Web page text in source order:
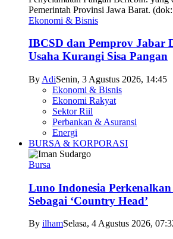
Ekonomi & Bisnis
IBCSD dan Pemprov Jabar
Usaha Kurangi Sisa Pangan
By AdiSenin, 3 Agustus 2026, 14:45
Ekonomi & Bisnis
Ekonomi Rakyat
Sektor Riil
Perbankan & Asuransi
Energi
BURSA & KORPORASI
Bursa
Luno Indonesia
Sebagai ‘Country Head’
By ilhamSelasa, 4 Agustus 2026,